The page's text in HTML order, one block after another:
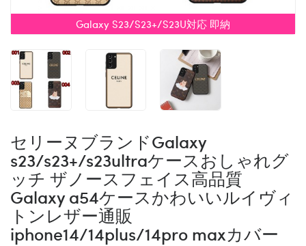
Galaxy S23/S23+/S23U対応 即納
セリーヌブランドGalaxy
s23/s23+/s23ultraケースおしゃれグ
ッチ ザノースフェイス高品質
Galaxy a54ケースかわいいルイヴィ
トンレザー通販
iphone14/14plus/14pro maxカバー